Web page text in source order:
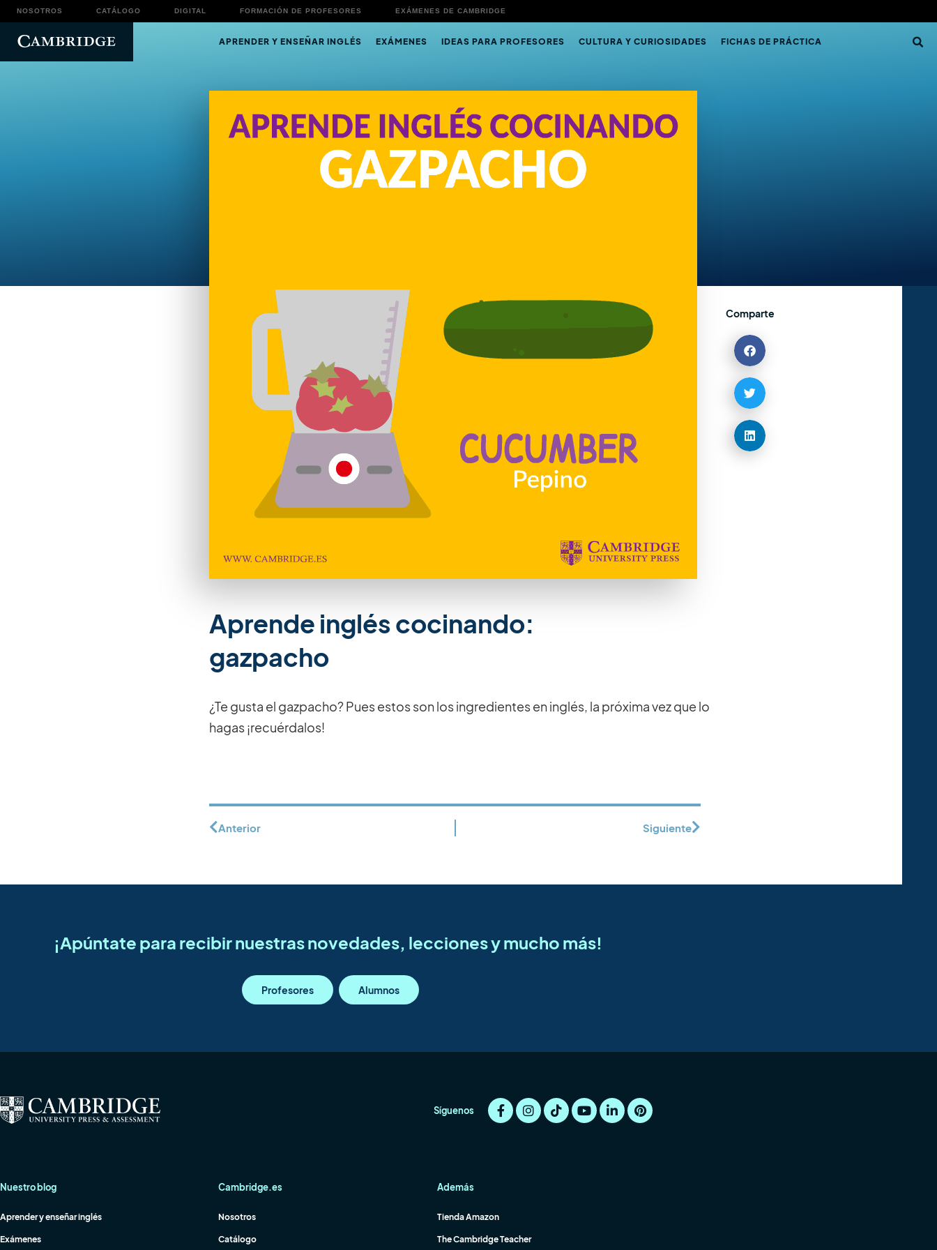
NOSOTROS CATÁLOGO DIGITAL FORMACIÓN DE PROFESORES EXÁMENES DE CAMBRIDGE
APRENDER Y ENSEÑAR INGLÉS EXÁMENES IDEAS PARA PROFESORES CULTURA Y CURIOSIDADES FICHAS DE PRÁCTICA
Aprende inglés cocinando:
gazpacho
¿Te gusta el gazpacho? Pues estos son los ingredientes en inglés, la próxima vez que lo
hagas ¡recuérdalos!
Comparte
Anterior Siguiente
¡Apúntate para recibir nuestras novedades, lecciones y mucho más!
Profesores Alumnos
Síguenos
Nuestro blog
Aprender y enseñar inglés
Exámenes
Cambridge.es
Nosotros
Catálogo
Además
Tienda Amazon
The Cambridge Teacher